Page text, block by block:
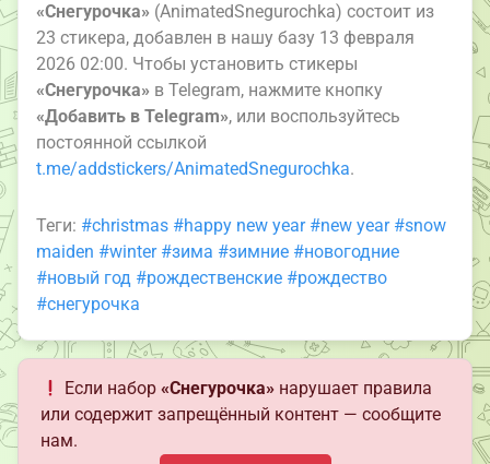
«Снегурочка» (AnimatedSnegurochka) состоит из
23 стикера, добавлен в нашу базу 13 февраля
2026 02:00. Чтобы установить стикеры
«Снегурочка» в Telegram, нажмите кнопку
«Добавить в Telegram», или воспользуйтесь
постоянной ссылкой
t.me/addstickers/AnimatedSnegurochka.
Теги: #christmas #happy new year #new year #snow
maiden #winter #зима #зимние #новогодние
#новый год #рождественские #рождество
#снегурочка
Если набор«Снегурочка» нарушает правила
или содержит запрещённый контент — сообщите
нам.